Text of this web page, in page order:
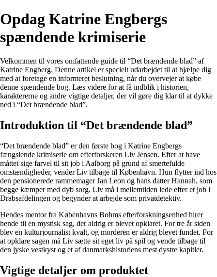
Opdag Katrine Engbergs
spændende krimiserie
Velkommen til vores omfattende guide til “Det brændende blad” af
Katrine Engberg. Denne artikel er specielt udarbejdet til at hjælpe dig
med at foretage en informeret beslutning, når du overvejer at købe
denne spændende bog. Læs videre for at få indblik i historien,
karaktererne og andre vigtige detaljer, der vil gøre dig klar til at dykke
ned i “Det brændende blad”.
Introduktion til “Det brændende blad”
“Det brændende blad” er den første bog i Katrine Engbergs
fængslende krimiserie om efterforskeren Liv Jensen. Efter at have
måttet sige farvel til sit job i Aalborg på grund af smertefulde
omstændigheder, vender Liv tilbage til København. Hun flytter ind hos
den pensionerede rammemager Jan Leon og hans datter Hannah, som
begge kæmper med dyb sorg. Liv må i mellemtiden lede efter et job i
Drabsafdelingen og begynder at arbejde som privatdetektiv.
Hendes mentor fra Københavns Bohms efterforskningsenhed hirer
hende til en mystisk sag, der aldrig er blevet opklaret. For tre år siden
blev en kulturjournalist kvalt, og morderen er aldrig blevet fundet. For
at opklare sagen må Liv sætte sit eget liv på spil og vende tilbage til
den jyske vestkyst og et af danmarkshistoriens mest dystre kapitler.
Vigtige detaljer om produktet